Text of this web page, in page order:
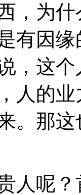
，为
有因
，这
人的
。那
呢？